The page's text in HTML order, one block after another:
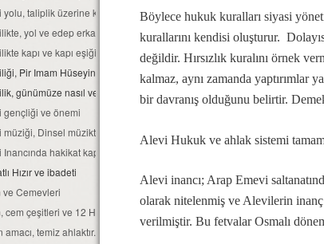
yolu, taliplik üzerine kurulmuştur...
yol ve edep erkan nedir?
kapı ve kapı eşiğinin kutsallığı
Pir Imam Hüseyin gibi yaşamak...
günümüze nasıl ve hangi kaynaklarla gelindi?
gençliği ve önemi
Dinsel müziktir...
hakikat kapısı
Hızır ve ibadeti
ve Cemevleri
cem çeşitleri ve 12 Hizmet erkanı
amacı, temiz ahlaktır...
Böylece hukuk kuralları siyasi
kurallarını kendisi oluşturur.
değildir. Hırsızlık kuralını örnek
kalmaz, aynı zamanda yaptırımlar
bir davranış olduğunu belirtir.
Alevi Hukuk ve ahlak sistemi
Alevi inancı; Arap Emevi
olarak nitelenmiş ve Alevilerin
verilmiştir. Bu fetvalar Osmalı